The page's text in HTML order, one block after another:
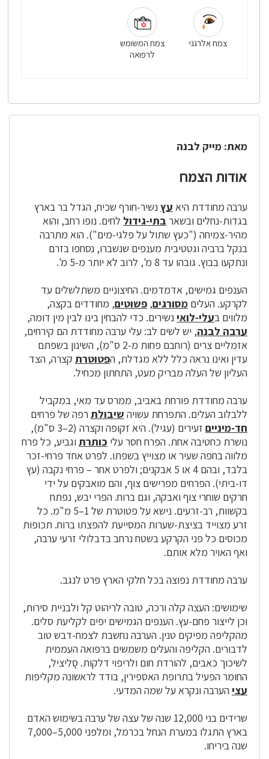
צמח אלרגני
צמח המשומש
לרפואה
מאת: מייק לבנה
אודות הצמח
ערבה מחודדת היא עץ נשיר-חורף שכיח, הגדל בר בארץ
בגדות-נחלים ובשאר בתי-גידול לחים. נופו רחב, והוא
מהיר-צמיחה ("כעץ שתול על פלגי-מים"). הוא מתרבה
בנקל ברביה וגטטיבית מענפים שנשברו, נסחפו בזרם
ונתקעו בבוץ. גובהו עד 8 מ', לרוב לא יותר מ-5 מ'.
הענפים גמישים, אדמדמים. החיצוניים משתלשלים עד
לקרקע. העלים מסורגים, פשוטים, מחודדים בקצה,
מלווים בעלי-לואי נשירים. כדי להבחין בינו לבין מין דומה,
ערבה לבנה, יש לשים לב: עלי ערבה מחודדת הם קירחים,
אזמליים צרים (רוחבם פחות מ-2 ס"מ), השינון בשפתם
עדין ואינו נראה כלל ללא מגדלת, הפטוטרת קצרה, הצד
העליון של העלה מבריק מעט, התחתון מכחיל.
ערבה מחודדת פורחת באביב, ממרס עד מאי, במקביל
ללבלוב העלים. התפרחת עשויה שיבולת רפה של פרחים
חד-מיניים
זעירים (עגיל). היא זקופה וקצרה (2–3 ס"מ),
נושרת כחטיבה אחת. הפרח חסר עלי כותרת וגביע, כל פרח
מלווה בחפה שעיר או מצוייץ בשפתו. לפרט אחד פרחי-זכר
בלבד, ובהם 4 או 5 אבקנים; ולפרט אחר – פרחי נקבה (עץ
דו-ביתי). הפרחים מפרישים צוף, והם מואבקים על ידי
חרקים שוחרי צוף ואבקה, וגם ברוח. הפרי יבש, נפתח
בקשוות, רב-זרעים. נישא על פטוטרת של 1–5 מ"מ. כל
זרע מצוייד בציצת-שערות המסייעת להפצתו ברוח. תכופות
מכוסים כל פני הקרקע בשטח נרחב בדבלולי זרעי ערבה,
ואף האויר מלא אותם.
ערבה מחודדת נפוצה בכל חלקי הארץ פרט לנגב.
שימושים: העצה קלה ורכה, טובה לריהוט קל ולבניית סירות,
וכן לייצור פחם-עץ. הענפים הגמישים יפים לקליעת סלים.
מהקליפה מפיקים טנין. הערבה נחשבת לצמח-דבש טוב
לדבורים. הקליפה והעלים משמשים ברפואה העממית
לשיכוך כאבים, להורדת חום ולריפוי דלקות. סָליציל,
החומר הפעיל בתרופת האספירין, בודד לראשונה מקליפות
עצי הערבה ונקרא על שמה המדעי.
שרידים בני 12,000 שנה של עצה של ערבה בשימוש האדם
בארץ התגלו במערת הנחל בכרמל, ומלפני 5,000–7,000
שנה ביריחו.